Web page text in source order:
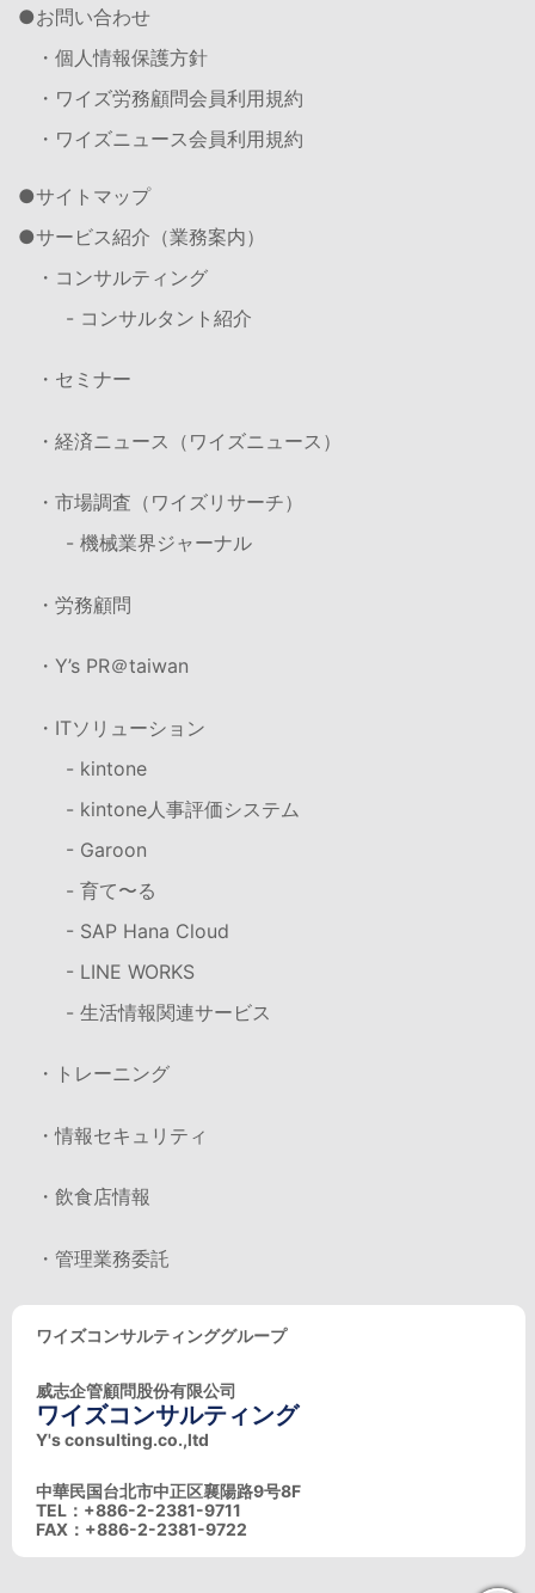
お問い合わせ
・個人情報保護方針
・ワイズ労務顧問会員利用規約
・ワイズニュース会員利用規約
サイトマップ
サービス紹介（業務案内）
・コンサルティング
- コンサルタント紹介
・セミナー
・経済ニュース（ワイズニュース）
・市場調査（ワイズリサーチ）
- 機械業界ジャーナル
・労務顧問
・Y’s PR＠taiwan
・ITソリューション
- kintone
- kintone人事評価システム
- Garoon
- 育て〜る
- SAP Hana Cloud
- LINE WORKS
- 生活情報関連サービス
・トレーニング
・情報セキュリティ
・飲食店情報
・管理業務委託
ワイズコンサルティンググループ
威志企管顧問股份有限公司
ワイズコンサルティング
Y's consulting.co.,ltd
中華民国台北市中正区襄陽路9号8F
TEL：+886-2-2381-9711
FAX：+886-2-2381-9722